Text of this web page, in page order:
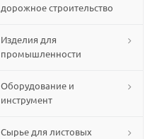
дорожное строительство
Изделия для
промышленности
Оборудование и
инструмент
Сырье для листовых